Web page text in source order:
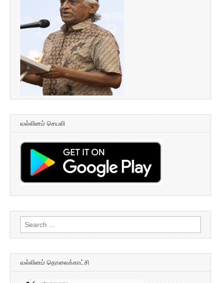
வல்லினம் செயலி
Search
for:
வல்லினம் தொலைக்காட்சி